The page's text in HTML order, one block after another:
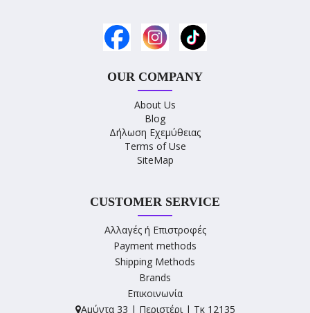
OUR COMPANY
About Us
Blog
Δήλωση Εχεμύθειας
Terms of Use
SiteMap
CUSTOMER SERVICE
Αλλαγές ή Επιστροφές
Payment methods
Shipping Methods
Brands
Επικοινωνία
Αμύντα 33 | Περιστέρι | Τκ 12135